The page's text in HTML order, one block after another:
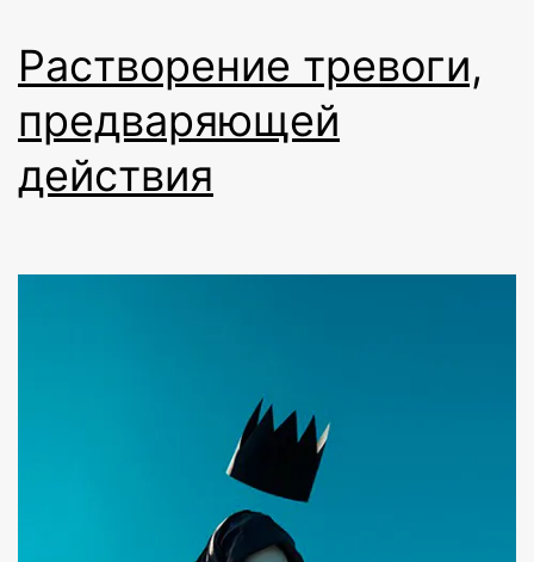
Растворение тревоги,
предваряющей
действия